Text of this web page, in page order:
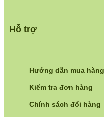
Hỗ trợ
Hướng dẫn mua hàng
Kiểm tra đơn hàng
Chính sách đổi hàng